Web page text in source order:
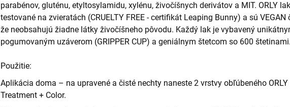
parabénov, gluténu, etyltosylamidu, xylénu, živočíšnych derivátov a MIT. ORLY
testované na zvieratách (CRUELTY FREE - certifikát Leaping Bunny) a sú VEGAN
že neobsahujú žiadne látky živočíšneho pôvodu. Každý lak je vybavený
pogumovaným uzáverom (GRIPPER CUP) a geniálnym štetcom so 600 štetinami.
Použitie:
Aplikácia doma – na upravené a čisté nechty naneste 2 vrstvy obľúbeného
Treatment + Color.